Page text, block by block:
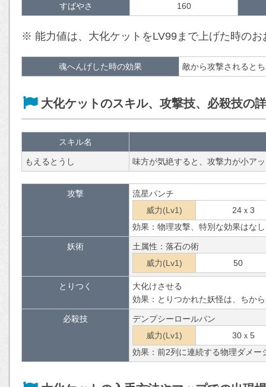
すばやさ 160
※ 能力値は、大化ケットをLV99まで上げた時の
魂へんげした時の効果 敵から攻撃されると
大化ケットのスキル、攻撃技、必殺技の
スキル名
もえるとうし 味方が気絶すると、攻撃力が小ア
攻撃
流星パンチ
威力(Lv1)
24ｘ3
効果：物理攻撃、特別な効果はなし
妖術
土属性：落石の術
威力(Lv1)
50
とりつく
大化けさせる
効果：とりつかれた妖怪は、ちか
必殺技
デンプシーロールパン
威力(Lv1)
30ｘ5
効果：前2列に連続する物理ダメー